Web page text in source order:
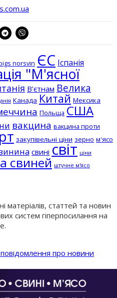
norsvin ЄС Іспанія
"М'ясної
В'єтнам Велика
Канада Китай Мексика
Польща США
вакцина вакцина проти
закупівельні ціни зерно м'ясо
свині світ ціни
свиней штучне м'ясо
матеріалів, статтей та новин
систем гіперпосилання на
про новини